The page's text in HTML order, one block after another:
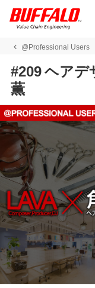
@Professional Users
#209 ヘア
薫